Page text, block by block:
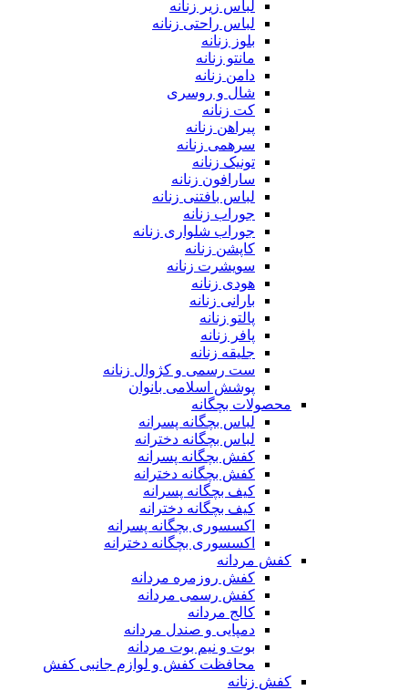
لباس زیر زنانه
لباس راحتی زنانه
بلوز زنانه
مانتو زنانه
دامن زنانه
شال و روسری
کت زنانه
پیراهن زنانه
سرهمی زنانه
تونیک زنانه
سارافون زنانه
لباس بافتنی زنانه
جوراب زنانه
جوراب شلواری زنانه
کاپشن زنانه
سویشرت زنانه
هودی زنانه
بارانی زنانه
پالتو زنانه
پافر زنانه
جلیقه زنانه
ست رسمی و کژوال زنانه
پوشش اسلامی بانوان
محصولات بچگانه
لباس بچگانه پسرانه
لباس بچگانه دخترانه
کفش بچگانه پسرانه
کفش بچگانه دخترانه
کیف بچگانه پسرانه
کیف بچگانه دخترانه
اکسسوری بچگانه پسرانه
اکسسوری بچگانه دخترانه
کفش مردانه
کفش روزمره مردانه
کفش رسمی مردانه
کالج مردانه
دمپایی و صندل مردانه
بوت و نیم بوت مردانه
محافظت کفش و لوازم جانبی کفش
کفش زنانه